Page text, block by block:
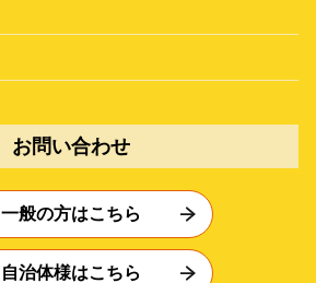
お問い合わせ
一般の方はこちら
自治体様はこちら